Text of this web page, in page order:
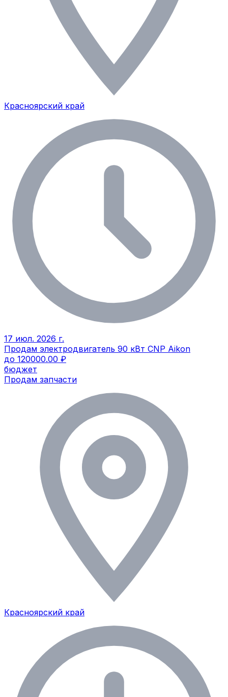
Красноярский край
17 июл. 2026 г.
Продам электродвигатель 90 кВт CNP Aikon
до 120000.00 ₽
бюджет
Продам запчасти
Красноярский край